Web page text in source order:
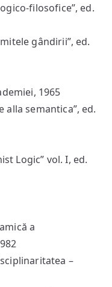
filosofice”, ed.
gândirii”, ed.
1965
semantica”, ed.
Logic” vol. I, ed.
a
–